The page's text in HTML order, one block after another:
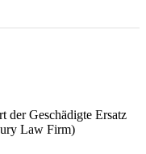
der Geschädigte Ersatz
Law Firm)